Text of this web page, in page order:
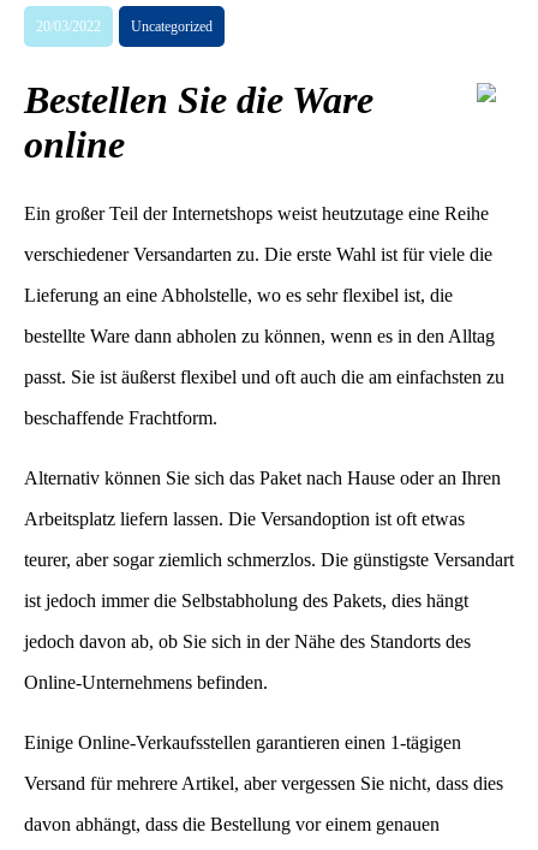
20/03/2022 Uncategorized
Bestellen Sie die Ware
online
Ein großer Teil der Internetshops weist heutzutage eine Reihe
verschiedener Versandarten zu. Die erste Wahl ist für viele die
Lieferung an eine Abholstelle, wo es sehr flexibel ist, die
bestellte Ware dann abholen zu können, wenn es in den Alltag
passt. Sie ist äußerst flexibel und oft auch die am einfachsten zu
beschaffende Frachtform.
Alternativ können Sie sich das Paket nach Hause oder an Ihren
Arbeitsplatz liefern lassen. Die Versandoption ist oft etwas
teurer, aber sogar ziemlich schmerzlos. Die günstigste Versandart
ist jedoch immer die Selbstabholung des Pakets, dies hängt
jedoch davon ab, ob Sie sich in der Nähe des Standorts des
Online-Unternehmens befinden.
Einige Online-Verkaufsstellen garantieren einen 1-tägigen
Versand für mehrere Artikel, aber vergessen Sie nicht, dass dies
davon abhängt, dass die Bestellung vor einem genauen